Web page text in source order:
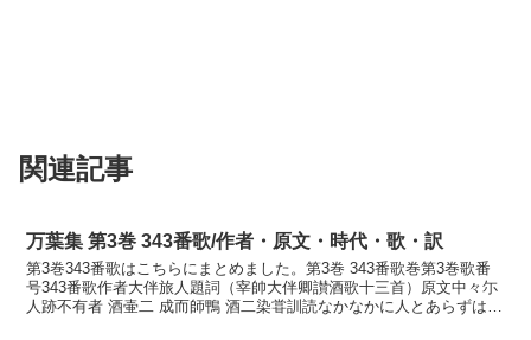
関連記事
万葉集 第3巻 343番歌/作者・原文・時代・歌・訳
第3巻343番歌はこちらにまとめました。第3巻 343番歌巻第3巻歌番
号343番歌作者大伴旅人題詞（宰帥大伴卿讃酒歌十三首）原文中々尓
人跡不有者 酒壷二 成而師鴨 酒二染甞訓読なかなかに人とあらずは酒